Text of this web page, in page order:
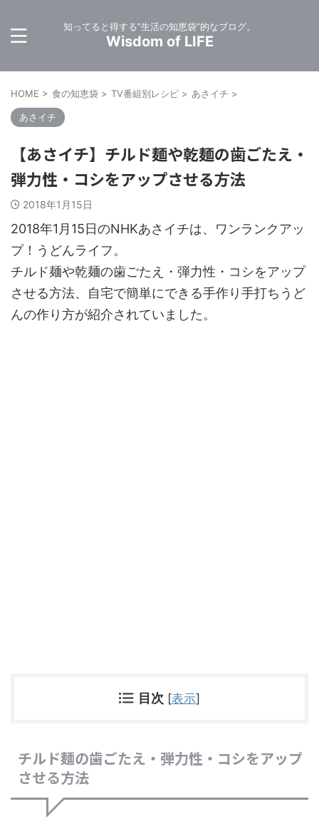
知ってると得する”生活の知恵袋”的なブログ。
Wisdom of LIFE
HOME > 食の知恵袋 > TV番組別レシピ > あさイチ >
あさイチ
【あさイチ】チルド麺や乾麺の歯ごたえ・
弾力性・コシをアップさせる方法
2018年1月15日
2018年1月15日のNHKあさイチは、ワンランクアッ
プ！うどんライフ。
チルド麺や乾麺の歯ごたえ・弾力性・コシをアップ
させる方法、自宅で簡単にできる手作り手打ちうど
んの作り方が紹介されていました。
目次 [表示]
チルド麺の歯ごたえ・弾力性・コシをアップ
させる方法